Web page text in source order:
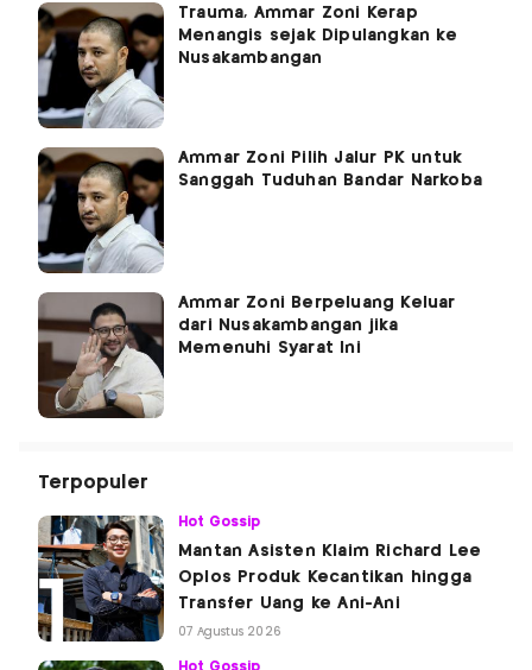
Trauma, Ammar Zoni Kerap
Menangis sejak Dipulangkan ke
Nusakambangan
Ammar Zoni Pilih Jalur PK untuk
Sanggah Tuduhan Bandar Narkoba
Ammar Zoni Berpeluang Keluar
dari Nusakambangan jika
Memenuhi Syarat Ini
Terpopuler
Hot Gossip
Mantan Asisten Klaim Richard Lee
Oplos Produk Kecantikan hingga
Transfer Uang ke Ani-Ani
07 Agustus 2026
Hot Gossip